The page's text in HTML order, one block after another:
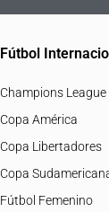
Fútbol
Champions League
Copa América
Copa Libertadores
Copa
Fútbol Femenino